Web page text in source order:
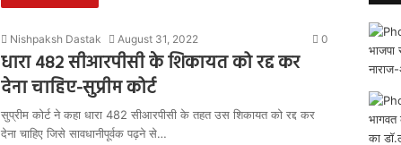
Nishpaksh Dastak August 31, 2022 0
धारा 482 सीआरपीसी के शिकायत को रद्द कर
देना चाहिए-सुप्रीम कोर्ट
सुप्रीम कोर्ट ने कहा धारा 482 सीआरपीसी के तहत उस शिकायत को रद्द कर
देना चाहिए जिसे सावधानीपूर्वक पढ़ने से…